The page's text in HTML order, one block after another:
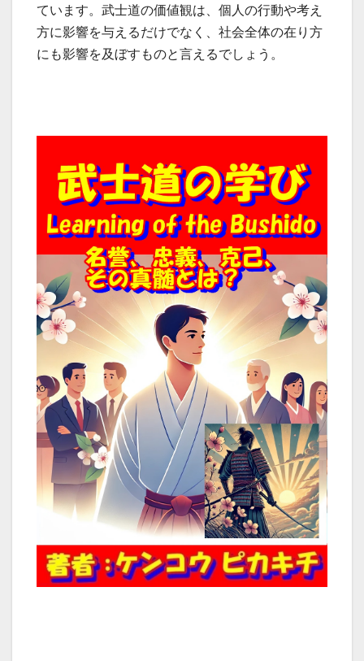
ています。武士道の価値観は、個人の行動や考え
方に影響を与えるだけでなく、社会全体の在り方
にも影響を及ぼすものと言えるでしょう。